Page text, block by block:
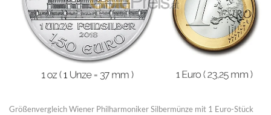
Größenvergleich Wiener Philharmoniker Silbermünze mit 1 Euro-Stück